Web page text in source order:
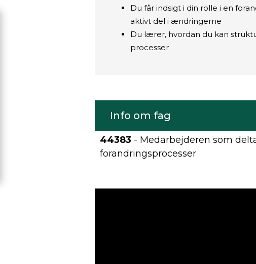
Du får indsigt i din rolle i en
aktivt del i ændringerne
Du lærer, hvordan du kan
processer
Info om fag
44383 - Medarbejderen som
forandringsprocesser